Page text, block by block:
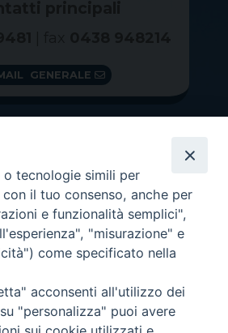
GENERALE
PER IL TUO AIUTO
per la Diocesi
tecnologie simili per
il tuo consenso, anche per
e funzionalità semplici",
"misurazione" e
come specificato nella
acconsenti all'utilizzo dei
"personalizza" puoi avere